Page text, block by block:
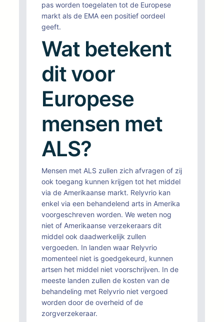
pas worden toegelaten tot de Europese
markt als de EMA een positief oordeel
geeft.
Wat betekent
dit voor
Europese
mensen met
ALS?
Mensen met ALS zullen zich afvragen of zij
ook toegang kunnen krijgen tot het middel
via de Amerikaanse markt. Relyvrio kan
enkel via een behandelend arts in Amerika
voorgeschreven worden. We weten nog
niet of Amerikaanse verzekeraars dit
middel ook daadwerkelijk zullen
vergoeden. In landen waar Relyvrio
momenteel niet is goedgekeurd, kunnen
artsen het middel niet voorschrijven. In de
meeste landen zullen de kosten van de
behandeling met Relyvrio niet vergoed
worden door de overheid of de
zorgverzekeraar.